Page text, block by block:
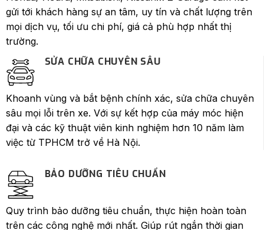
mọi dịch vụ, tối ưu chi phí, giá cả phù hợp nhất thị
trường.
Khoanh vùng và bắt bệnh chính xác, sửa chữa chuyên
sâu mọi lỗi trên xe. Với sự kết hợp của máy móc hiện
đại và các kỹ thuật viên kinh nghiệm hơn 10 năm làm
việc từ TPHCM trở về Hà Nội.
Quy trình bảo dưỡng tiêu chuẩn, thực hiện hoàn toàn
trên các công nghệ mới nhất. Giúp rút ngắn thời gian
bảo dưỡng, đặc biệt tối ưu chi phí nuôi xe của bạn trên